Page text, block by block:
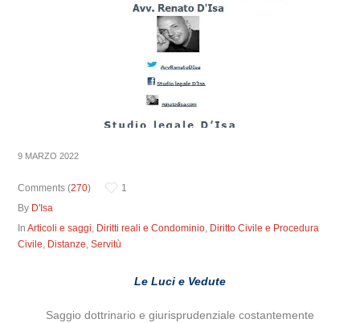
9 MARZO 2022
Comments (270)
1
By D'Isa
InArticoli e saggi, Diritti reali e Condominio, Diritto Civile e Procedura
Civile, Distanze,Servitù
Le Luci e Vedute
Saggio dottrinario e giurisprudenziale costantemente